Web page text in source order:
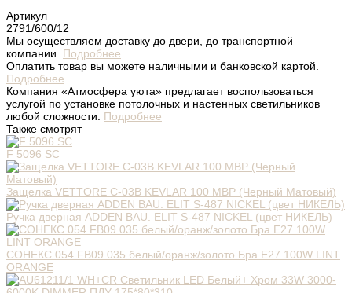
Артикул
2791/600/12
Мы осуществляем доставку до двери, до транспортной
компании. Подробнее
Оплатить товар вы можете наличными и банковской картой.
Подробнее
Компания «Атмосфера уюта» предлагает воспользоваться
услугой по установке потолочных и настенных светильников
любой сложности. Подробнее
Также смотрят
F 5096 SC
Защелка VETTORE C-03B KEVLAR 100 MBP (Черный Матовый)
Ручка дверная ADDEN BAU. ELIT S-487 NICKEL (цвет НИКЕЛЬ)
СОНЕКС 054 FB09 035 белый/оранж/золото Бра Е27 100W LINT
ORANGE